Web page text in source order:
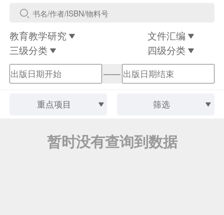
教育教学研究
文件汇编
三级分类
四级分类
——
重点项目 筛选
暂时没有查询到数据